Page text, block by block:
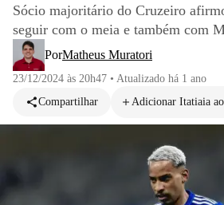
Sócio majoritário do Cruzeiro
seguir com o meia e também com
PorMatheus Muratori
23/12/2024 às 20h47 • Atualizado há 1 ano
Compartilhar
Adicionar Itatiaia ao